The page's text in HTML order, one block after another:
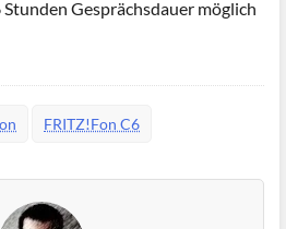
Gesprächsdauer möglich
FRITZ!Fon C6